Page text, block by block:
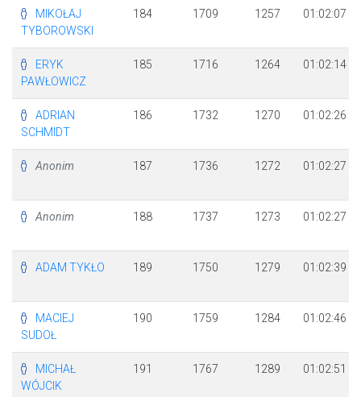
MIKOŁAJ
TYBOROWSKI
184 1709 1257 01:02:07
ERYK
PAWŁOWICZ
185 1716 1264 01:02:14
ADRIAN
SCHMIDT
186 1732 1270 01:02:26
Anonim 187 1736 1272 01:02:27
Anonim 188 1737 1273 01:02:27
ADAM TYKŁO 189 1750 1279 01:02:39
MACIEJ
SUDOŁ
190 1759 1284 01:02:46
MICHAŁ
WÓJCIK
191 1767 1289 01:02:51